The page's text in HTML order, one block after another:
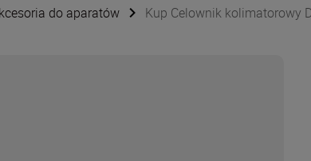
do aparatów Kup Celownik kolimatorowy